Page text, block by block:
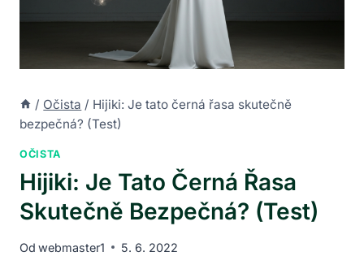
/ Očista / Hijiki: Je tato černá řasa skutečně
bezpečná? (Test)
OČISTA
Hijiki: Je Tato Černá Řasa
Skutečně Bezpečná? (Test)
Od webmaster1 5. 6. 2022